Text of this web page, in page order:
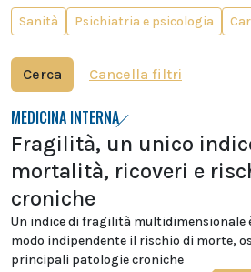
Sanità Psichiatria e psicologia
Cerca Cancella filtri
MEDICINA INTERNA
Fragilità, un unico
mortalità, ricoveri e
croniche
Un indice di fragilità multidimensionale
modo indipendente il rischio di morte,
principali patologie croniche